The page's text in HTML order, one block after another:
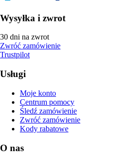
Wysyłka i zwrot
30 dni na zwrot
Zwróć zamówienie
Trustpilot
Usługi
Moje konto
Centrum pomocy
Śledź zamówienie
Zwróć zamówienie
Kody rabatowe
O nas